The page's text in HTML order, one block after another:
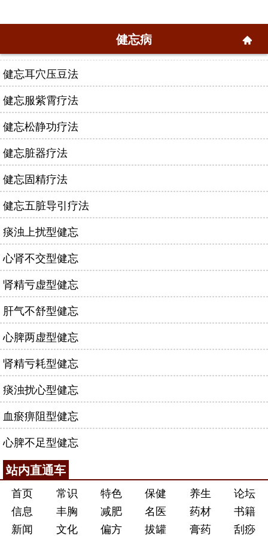
健忘病
健忘耳穴压豆法
健忘服紫霄疗法
健忘松静功疗法
健忘脏器疗法
健忘固精疗法
健忘五脏导引疗法
痰浊上扰型健忘
心肾不交型健忘
肾精亏虚型健忘
肝气不舒型健忘
心脾两虚型健忘
肾精亏耗型健忘
痰浊扰心型健忘
血瘀痹阻型健忘
心脾不足型健忘
站内直通车
首页 常识 特色 保健 养生
论坛
信息
丰胸 减肥 名医 药材
书籍
新闻
文化 偏方 拔罐 膏药 刮痧